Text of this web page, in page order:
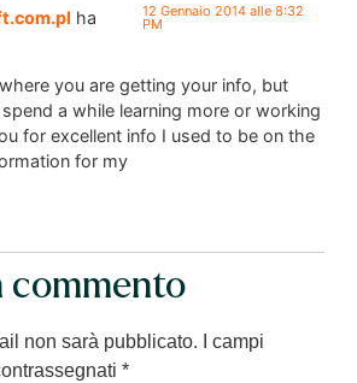
ha
12 Gennaio 2014 alle 8:32
PM
you are getting your info, but
a while learning more or working
for excellent info I used to be on the
for my
commento
non sarà pubblicato.
I campi
*